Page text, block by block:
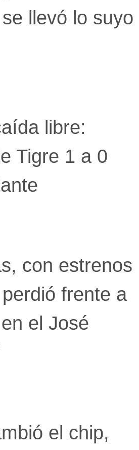
llevó lo suyo
libre:
Tigre 1 a 0
con estrenos
frente a
el José
el chip,